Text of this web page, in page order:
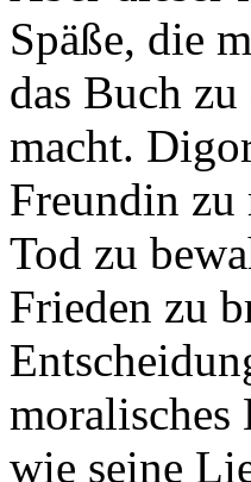
Späße, die
das Buch
macht.
Freundin zu
Tod zu
Frieden zu
moralisches
wie seine